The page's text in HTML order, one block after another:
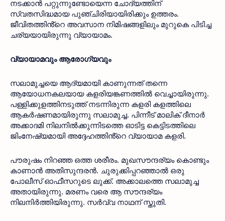
നടക്കാൻ പറ്റുന്നുണ്ടോയെന്ന ചോദ്യത്തിന്
സ്വതസിദ്ധമായ പുഞ്ചിരിയായിരിക്കും ഉത്തരം.
ജീവിതത്തിൻ്റെ അവസാന നിമിഷങ്ങളിലും മുറുകെ പിടിച്ച
ചര്യയായിരുന്നു വ്യായാമം.
വ്യായാമവും ആരോഗ്യവും
സലാമുച്ചയെ ആദ്യമായി കാണുന്നത് തന്നെ
ആയോധനകലയായ കളരിയങ്കണത്തിൽ വെച്ചായിരുന്നു.
പള്ളിക്കുളത്തിനടുത്ത് നടന്നിരുന്ന കളരി കളത്തിലെ
ആകർഷണമായിരുന്നു സലാമുച്ച. പിന്നീട് മാലിക് ദീനാർ
അക്കാദമി നിലനിൽക്കുന്നിടത്തെ ഓടിട്ട കെട്ടിടത്തിലെ
ജിംനേഷ്യമായി അദ്ദേഹത്തിൻ്റെ വ്യായാമ കളരി.
പൗരുഷം നിറഞ്ഞ ഒത്ത ശരീരം. മുഖസൗന്ദര്യം കൊണ്ടും
കാണാൻ അതിസുന്ദരൻ. ചുരുക്കിപ്പറഞ്ഞാൽ ഒരു
പോലീസ് ഓഫീസറുടെ ലുക്ക്. അക്കാലത്തെ സലാമുച്ച
അതായിരുന്നു. മരണം വരെ ആ സൗന്ദര്യം
നിലനിർത്തിയിരുന്നു. സർവ്വ നാഥന് സ്തുതി.